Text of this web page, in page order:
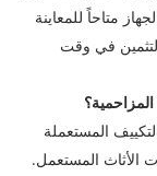
متاحاً للمعاينة
في وقت
المستعملة
الأثاث المستعمل.